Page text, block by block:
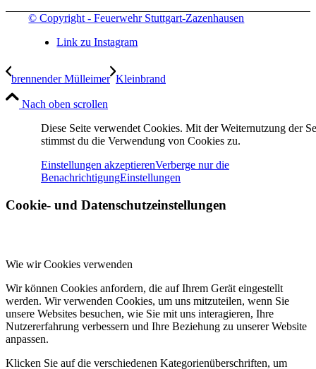
© Copyright - Feuerwehr Stuttgart-Zazenhausen
Link zu Instagram
brennender Mülleimer Kleinbrand
Nach oben scrollen
Diese Seite verwendet Cookies. Mit der Weiternutzung der
stimmst du die Verwendung von Cookies zu.
Einstellungen akzeptierenVerberge nur die
BenachrichtigungEinstellungen
Cookie- und Datenschutzeinstellungen
Wie wir Cookies verwenden
Wir können Cookies anfordern, die auf Ihrem Gerät eingestellt
werden. Wir verwenden Cookies, um uns mitzuteilen, wenn Sie
unsere Websites besuchen, wie Sie mit uns interagieren, Ihre
Nutzererfahrung verbessern und Ihre Beziehung zu unserer Website
anpassen.
Klicken Sie auf die verschiedenen Kategorienüberschriften, um